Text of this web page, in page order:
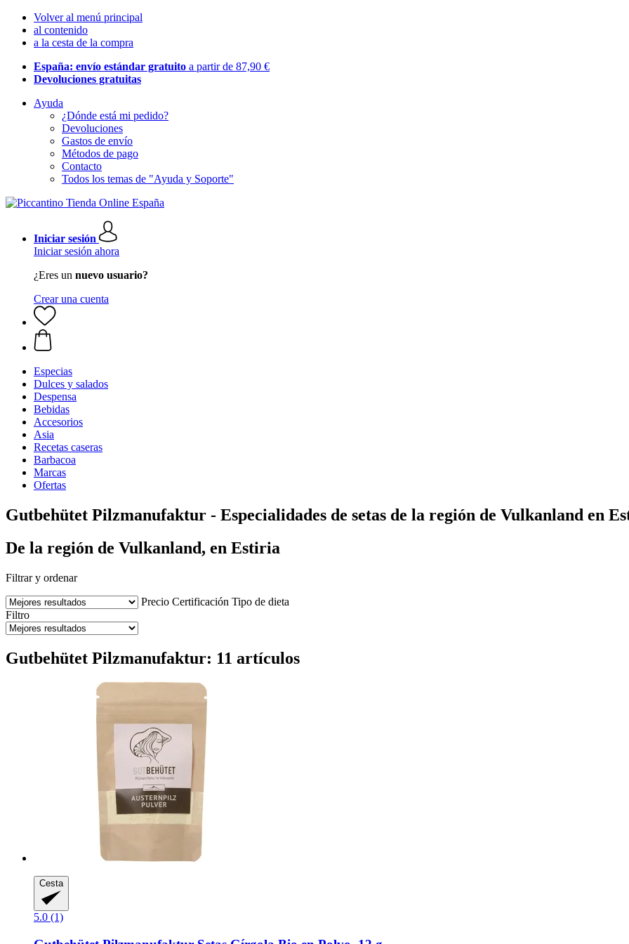
Volver al menú principal
al contenido
a la cesta de la compra
España: envío estándar gratuito a partir de 87,90 €
Devoluciones gratuitas
Ayuda
¿Dónde está mi pedido?
Devoluciones
Gastos de envío
Métodos de pago
Contacto
Todos los temas de "Ayuda y Soporte"
Iniciar sesión
Iniciar sesión ahora
¿Eres un nuevo usuario?
Crear una cuenta
Especias
Dulces y salados
Despensa
Bebidas
Accesorios
Asia
Recetas caseras
Barbacoa
Marcas
Ofertas
Gutbehütet Pilzmanufaktur - Especialidades de setas de la región de Vulkanland en
De la región de Vulkanland, en Estiria
Filtrar y ordenar
Precio Certificación Tipo de dieta
Filtro
Gutbehütet Pilzmanufaktur: 11 artículos
Cesta
5.0 (1)